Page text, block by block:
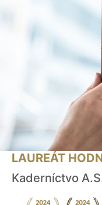
LAUREÁT
Kaderníctvo